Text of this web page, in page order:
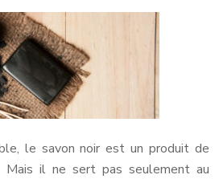
le savon noir est un produit de
Mais il ne sert pas seulement au